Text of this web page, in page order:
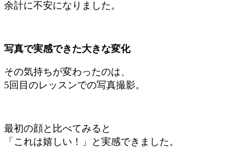
余計に不安になりました。
写真で実感できた大きな変化
その気持ちが変わったのは、
5回目のレッスンでの写真撮影。
最初の顔と比べてみると
「これは嬉しい！」と実感できました。